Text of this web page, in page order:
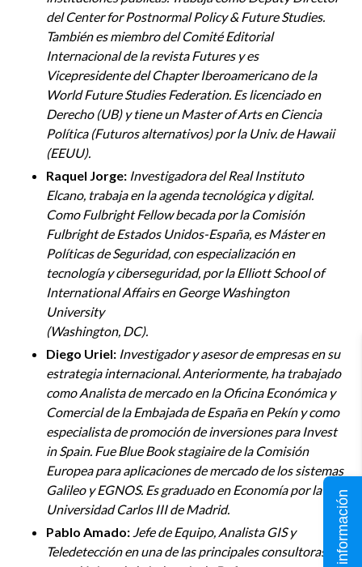
del Center for Postnormal Policy & Future Studies.
También es miembro del Comité Editorial
Internacional de la revista Futures y es
Vicepresidente del Chapter Iberoamericano de la
World Future Studies Federation. Es licenciado en
Derecho (UB) y tiene un Master of Arts en Ciencia
Política (Futuros alternativos) por la Univ. de Hawaii
(EEUU).
Raquel Jorge: Investigadora del Real Instituto
Elcano, trabaja en la agenda tecnológica y digital.
Como Fulbright Fellow becada por la Comisión
Fulbright de Estados Unidos-España, es Máster en
Políticas de Seguridad, con especialización en
tecnología y ciberseguridad, por la Elliott School of
International Affairs en George Washington
University
(Washington, DC).
Diego Uriel: Investigador y asesor de empresas en su
estrategia internacional. Anteriormente, ha trabajado
como Analista de mercado en la Oficina Económica y
Comercial de la Embajada de España en Pekín y como
especialista de promoción de inversiones para Invest
in Spain. Fue Blue Book stagiaire de la Comisión
Europea para aplicaciones de mercado de los sistemas
Galileo y EGNOS. Es graduado en Economía por la
Universidad Carlos III de Madrid.
Pablo Amado: Jefe de Equipo, Analista GIS y
Teledetección en una de las principales consultoras